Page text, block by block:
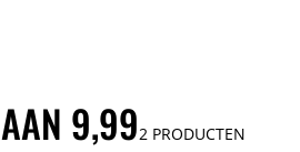
9,992 PRODUCTEN